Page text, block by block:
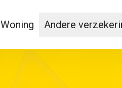
Woning Andere